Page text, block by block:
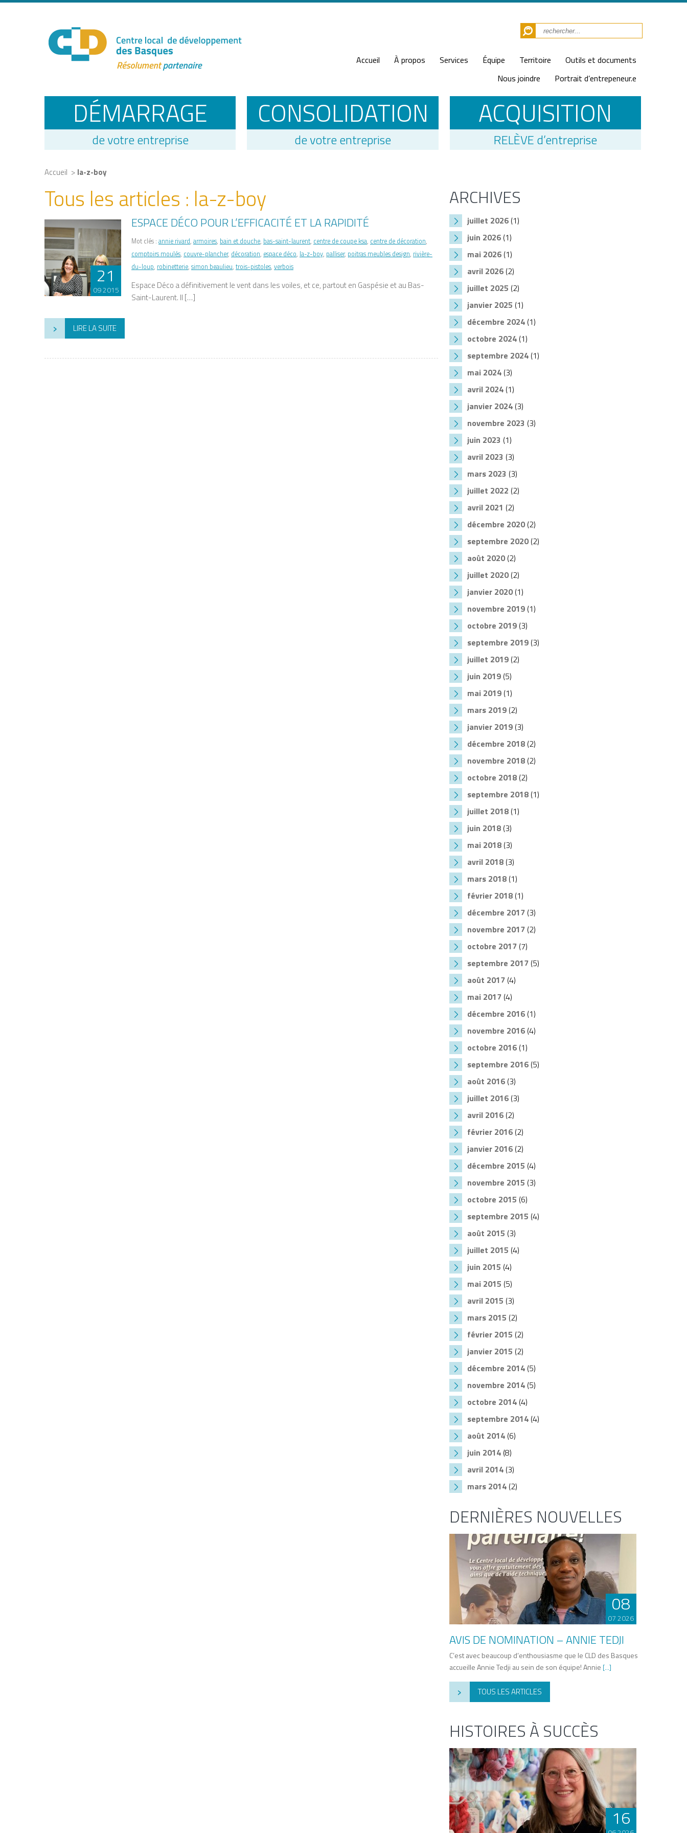
Accueil À propos Services Équipe Territoire
Outils et documents
Nous joindre
Portrait d’entrepeneur.e
DÉMARRAGE
de votre entreprise
CONSOLIDATION
de votre entreprise
ACQUISITION
RELÈVE d’entreprise
Accueil > la-z-boy
Tous les articles : la-z-boy
21
09 2015
ESPACE DÉCO POUR L’EFFICACITÉ ET LA RAPIDITÉ
Mot clés : annie rivard, armoires, bain et douche, bas-saint-laurent, centre de coupe ksa, centre de décoration,
comptoirs moulés, couvre-plancher, décoration, espace déco, la-z-boy, palliser, poitras meubles design, rivière-
du-loup, robinetterie, simon beaulieu, trois-pistoles, verbois
Espace Déco a définitivement le vent dans les voiles, et ce, partout en Gaspésie et au Bas-
Saint-Laurent. Il […]
› LIRE LA SUITE
ARCHIVES
juillet 2026(1)
juin 2026(1)
mai 2026(1)
avril 2026(2)
juillet 2025 (2)
janvier 2025 (1)
décembre 2024(1)
octobre 2024(1)
septembre 2024(1)
mai 2024(3)
avril 2024(1)
janvier 2024(3)
novembre 2023 (3)
juin 2023 (1)
avril 2023 (3)
mars 2023 (3)
juillet 2022 (2)
avril 2021 (2)
décembre 2020(2)
septembre 2020(2)
août 2020(2)
juillet 2020(2)
janvier 2020(1)
novembre 2019(1)
octobre 2019(3)
septembre 2019(3)
juillet 2019(2)
juin 2019(5)
mai 2019(1)
mars 2019(2)
janvier 2019(3)
décembre 2018(2)
novembre 2018(2)
octobre 2018(2)
septembre 2018(1)
juillet 2018(1)
juin 2018(3)
mai 2018(3)
avril 2018(3)
mars 2018(1)
février 2018(1)
décembre 2017(3)
novembre 2017(2)
octobre 2017(7)
septembre 2017(5)
août 2017(4)
mai 2017(4)
décembre 2016(1)
novembre 2016(4)
octobre 2016(1)
septembre 2016(5)
août 2016(3)
juillet 2016(3)
avril 2016(2)
février 2016(2)
janvier 2016(2)
décembre 2015 (4)
novembre 2015 (3)
octobre 2015 (6)
septembre 2015 (4)
août 2015 (3)
juillet 2015 (4)
juin 2015 (4)
mai 2015 (5)
avril 2015 (3)
mars 2015 (2)
février 2015 (2)
janvier 2015 (2)
décembre 2014(5)
novembre 2014(5)
octobre 2014(4)
septembre 2014(4)
août 2014(6)
juin 2014(8)
avril 2014(3)
mars 2014(2)
DERNIÈRES NOUVELLES
08
07 2026
AVIS DE NOMINATION – ANNIE TEDJI
C’est avec beaucoup d’enthousiasme que le CLD des Basques
accueille Annie Tedji au sein de son équipe! Annie [...]
› TOUS LES ARTICLES
HISTOIRES À SUCCÈS
16